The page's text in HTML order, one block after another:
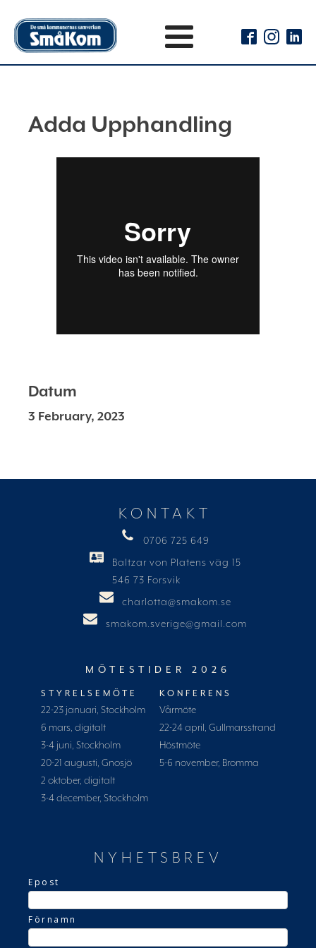
Adda Upphandling
Datum
3 February, 2023
KONTAKT
0706 725 649
Baltzar von Platens väg 15
546 73 Forsvik
charlotta@smakom.se
smakom.sverige@gmail.com
MÖTESTIDER 2026
STYRELSEMÖTE
22-23 januari, Stockholm
6 mars, digitalt
3-4 juni, Stockholm
20-21 augusti, Gnosjö
2 oktober, digitalt
3-4 december, Stockholm
KONFERENS
Vårmöte
22-24 april, Gullmarsstrand
Höstmöte
5-6 november, Bromma
NYHETSBREV
Epost
Förnamn